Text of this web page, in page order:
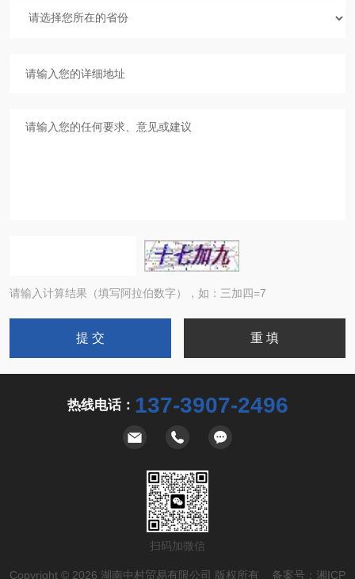
请输入计算结果（填写阿拉伯数字），如：三加四=7
热线电话： 137-3907-2496
扫码加微信
Copyright © 2026 湖南中村贸易有限公司 版权所有 备案号： 湘ICP